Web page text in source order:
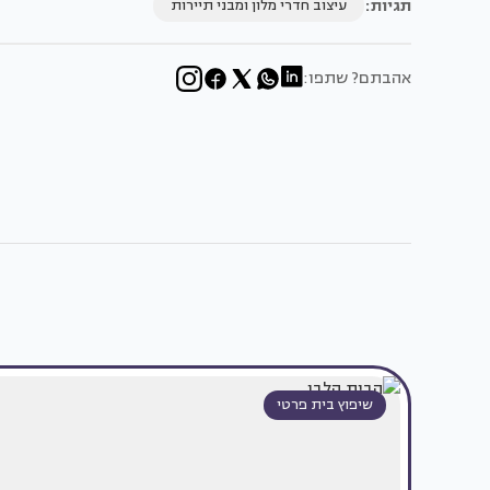
תגיות: עיצוב חדרי מלון ומבני תיירות
אהבתם? שתפו:
שיפוץ בית פרטי